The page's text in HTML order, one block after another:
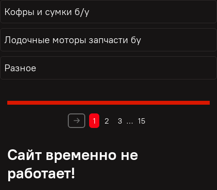
Кофры и сумки б/у
Лодочные моторы запчасти бу
Разное
1 2 3 … 15
Сайт временно не
работает!